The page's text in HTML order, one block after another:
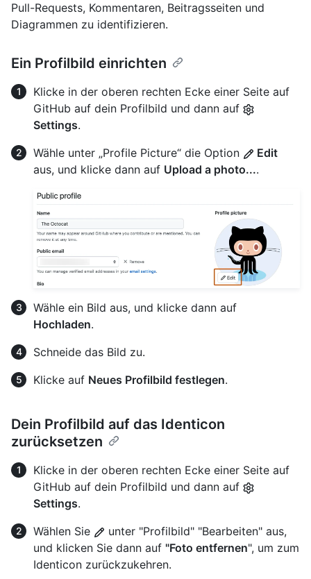
Pull-Requests, Kommentaren, Beitragsseiten und
Diagrammen zu identifizieren.
Ein Profilbild einrichten
Klicke in der oberen rechten Ecke einer Seite auf
GitHub auf dein Profilbild und dann auf
Settings.
Wähle unter „Profile Picture“ die Option
Edit
aus, und klicke dann auf Upload a photo....
Wähle ein Bild aus, und klicke dann auf
Hochladen.
Schneide das Bild zu.
Klicke auf Neues Profilbild festlegen.
Dein Profilbild auf das Identicon
zurücksetzen
Klicke in der oberen rechten Ecke einer Seite auf
GitHub auf dein Profilbild und dann auf
Settings.
Wählen Sie
unter "Profilbild" "Bearbeiten" aus,
und klicken Sie dann auf "Foto entfernen", um zum
Identicon zurückzukehren.